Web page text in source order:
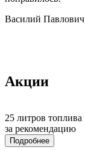
Василий Павлович
Акции
25 литров топлива
за рекомендацию
Подробнее